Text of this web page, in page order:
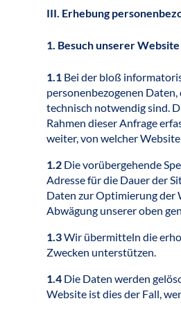
III. Erhebung
1. Besuch unserer Website
1.1 Bei der bloß
personenbezogenen
technisch notwendig sind.
Rahmen dieser Anfrage
weiter, von welcher
1.2 Die vorübergehende
Adresse für die Dauer der
Daten zur Optimierung der
Abwägung unserer oben
1.3Wir übermitteln die
Zwecken unterstützen.
1.4 Die Daten werden
Website ist dies der Fall,